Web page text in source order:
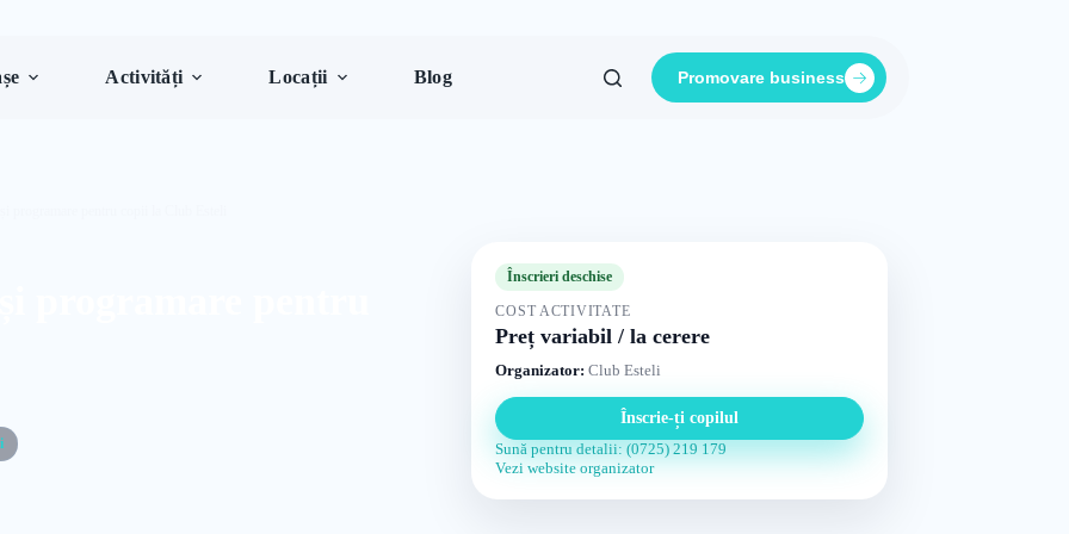
Activități Locații Blog Promovare business
Înscrieri deschise
COST ACTIVITATE
Preț variabil / la cerere
Organizator: Club Esteli
Înscrie-ți copilul
Sună pentru detalii: (0725) 219 179
Vezi website organizator